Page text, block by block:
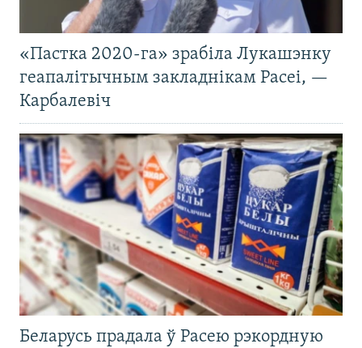
«Пастка 2020-га» зрабіла Лукашэнку
геапалітычным закладнікам Расеі, —
Карбалевіч
Беларусь прадала ў Расею рэкордную